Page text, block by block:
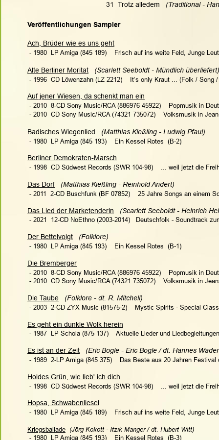
31  Trotz alledem
(Traditional -
Veröffentlichungen Sampler
Ach, Brüder wie es uns geht
- 1980  LP Amiga (845 189)    Frisch auf ins weite Feld, Junge
Alte Berliner Moritat
(Scarlett Seeboldt - Mündlich
- 1996  CD Löwenzahn (LZ 2212)    It‘s only Kraut ... (Folk / Song
Auf jener Wiesen, da schenkt man ein
- 2010  8-CD Sony Music/RCA (886976 45922)    Popmusik in
- 2010  CD Sony Music/RCA (74321 735072)    Volksmusik in
Badisches Wiegenlied
(Matthias Kießling - Ludwig Pfaul)
- 1980  LP Amiga (845 193)    Ein Kessel Rotes  (B-2)
Berliner Demokraten-Marsch
- 1998  CD Südwest Records (SWR 104-98)    ... weil jetzt die
Das Dorf
  (Matthias Kießling - Reinhold Andert)
- 2011  2-CD Buschfunk (BF 07852)    25 Jahre Songs an einem
Das Lied der Marketenderin
(Scarlett Seeboldt - Heinrich
- 2021  12-CD NoEthno (2003-2014)   Deutschfolk - Soundtrack
Der Bettelvoigt
(Folklore)
- 1980  LP Amiga (845 193)    Ein Kessel Rotes  (B-1)
Die Bremberger
- 2010  8-CD Sony Music/RCA (886976 45922)    Popmusik in
- 2010  CD Sony Music/RCA (74321 735072)    Volksmusik in
Die Taube
(Folklore - dt. R. Mitchell)
- 2003  2-CD ZYX Music (81575-2)    Mystic Spirits - Special
Es geht ein dunkle Wolk herein
- 1987  LP Schola (875 137)    Aktuelle Lieder und
Es ist an der Zeit
(Eric Bogle - Eric Bogle / dt. Hannes
- 1989  2-LP Amiga (845 375)    Das Beste aus 20 Jahren
Holdes Grün, wie lieb' ich dich
- 1998  CD Südwest Records (SWR 104-98)    ... weil jetzt die
Hopsa, Schwabenliesel
- 1980  LP Amiga (845 189)    Frisch auf ins weite Feld, Junge
Kriegsballade (Jörg Kokott - Itzik Manger / dt. Hubert Witt)
- 1980  LP Amiga (845 193)    Ein Kessel Rotes  (B-3)